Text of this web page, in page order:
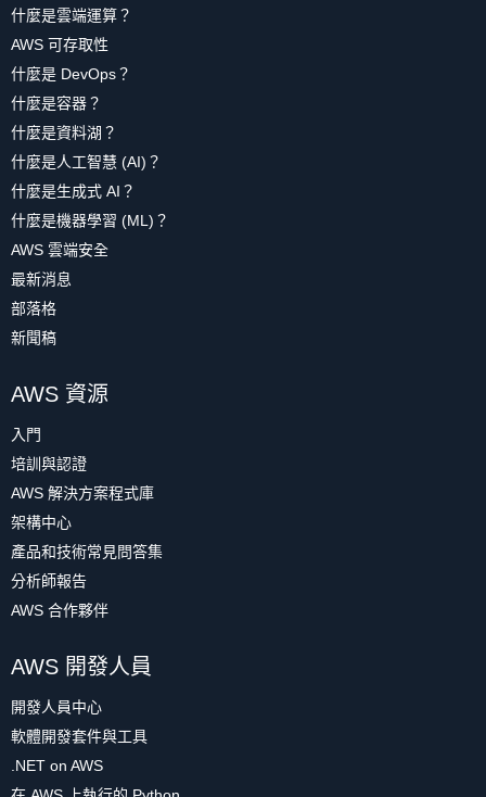
什麼是雲端運算？
AWS 可存取性
什麼是 DevOps？
什麼是容器？
什麼是資料湖？
什麼是人工智慧 (AI)？
什麼是生成式 AI？
什麼是機器學習 (ML)？
AWS 雲端安全
最新消息
部落格
新聞稿
AWS 資源
入門
培訓與認證
AWS 解決方案程式庫
架構中心
產品和技術常見問答集
分析師報告
AWS 合作夥伴
AWS 開發人員
開發人員中心
軟體開發套件與工具
.NET on AWS